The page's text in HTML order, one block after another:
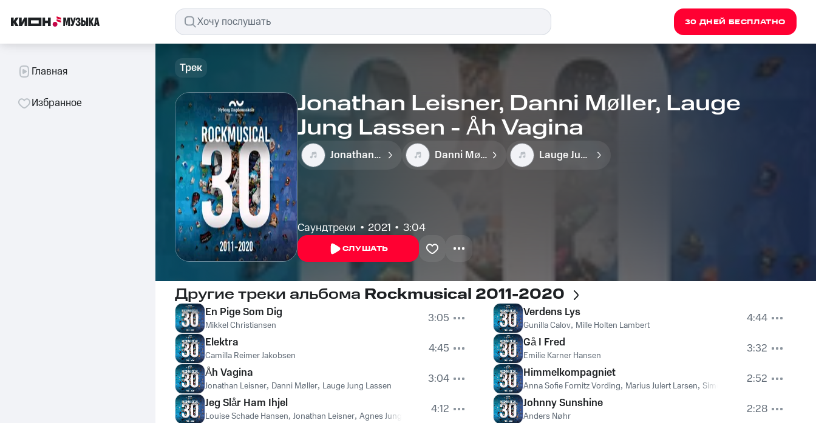
30 ДНЕЙ БЕСПЛАТНО
Главная
Избранное
Трек
Jonathan Leisner, Danni Møller, Lauge
Jung Lassen - Åh Vagina
Jonathan Leisner Danni Møller Lauge Jung Lassen
Саундтреки 2021 3:04
СЛУШАТЬ
Другие треки альбома Rockmusical 2011-2020
En Pige Som Dig
Mikkel Christiansen
3:05
Elektra
Camilla Reimer Jakobsen
4:45
Åh Vagina
Jonathan Leisner, Danni Møller, Lauge Jung Lassen
3:04
Jeg Slår Ham Ihjel
Louise Schade Hansen, Jonathan Leisner, Agnes Jung Lassen Ida Lundorff
4:12
Verdens Lys
Gunilla Calov, Mille Holten Lambert
4:44
Gå I Fred
Emilie Karner Hansen
3:32
Himmelkompagniet
Anna Sofie Fornitz Vording, Marius Julert Larsen, Simon Løkkebø Jakobsen
2:52
Johnny Sunshine
Anders Nøhr
2:28